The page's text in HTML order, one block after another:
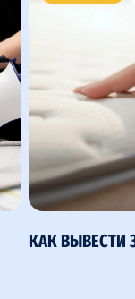
КАК ВЫВЕСТИ